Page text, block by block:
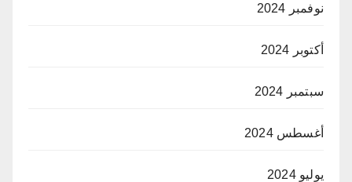
نوفمبر 2024
أكتوبر 2024
سبتمبر 2024
أغسطس 2024
يوليو 2024